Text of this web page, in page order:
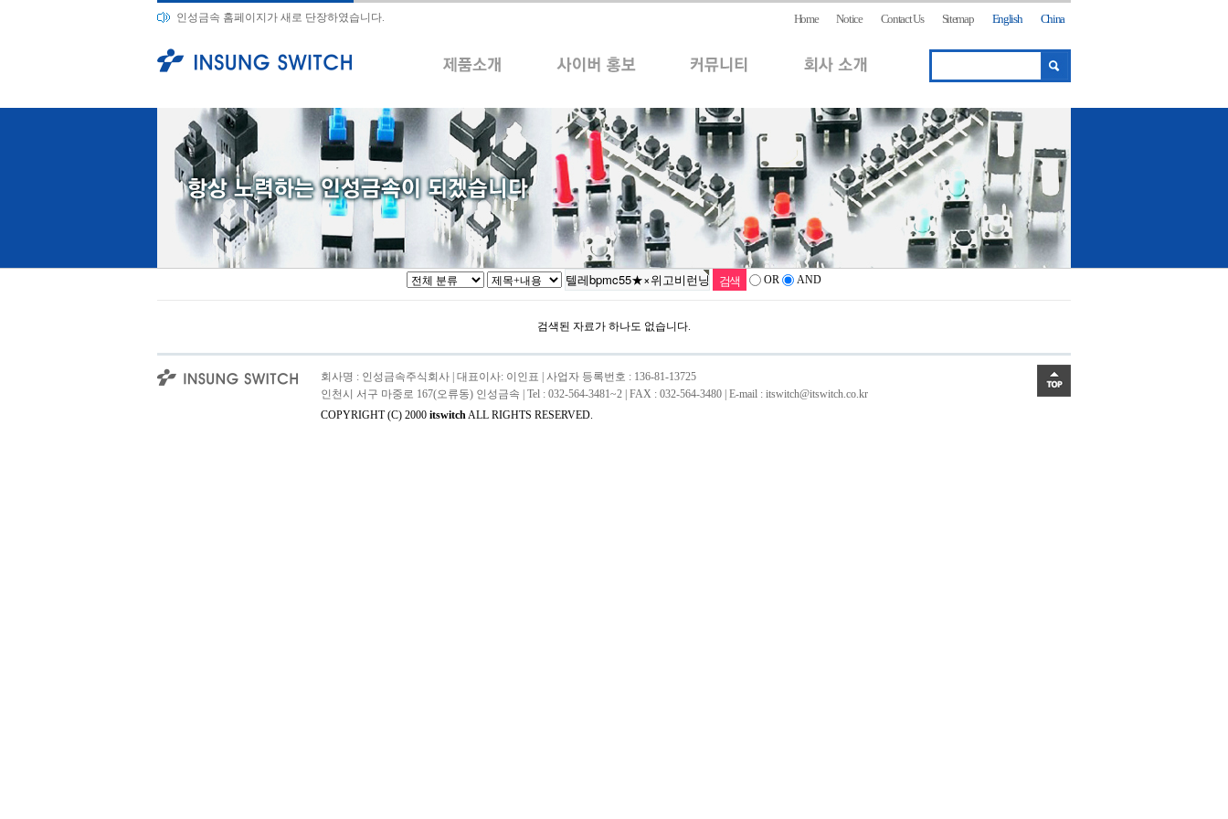
인성금속 홈페이지가 새로 단장하였습니다. Home Notice Contact Us Sitemap English China
OR AND
검색된 자료가 하나도 없습니다.
회사명 : 인성금속주식회사 | 대표이사: 이인표 | 사업자 등록번호 : 136-81-13725
인천시 서구 마중로 167(오류동) 인성금속 | Tel : 032-564-3481~2 | FAX : 032-564-3480 | E-mail : itswitch@itswitch.co.kr
COPYRIGHT (C) 2000 itswitchALL RIGHTS RESERVED.